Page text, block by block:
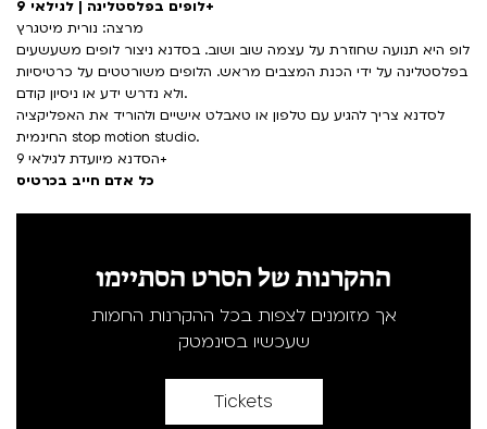
לופים בפלסטלינה | לגילאי 9+
מרצה: נורית מיטגרץ
לופ היא תנועה שחוזרת על עצמה שוב ושוב. בסדנא ניצור לופים משעשעים
בפלסטלינה על ידי הכנת המצבים מראש. הלופים משורטטים על כרטיסיות
ולא נדרש ידע או ניסיון קודם.
לסדנא צריך להגיע עם טלפון או טאבלט אישיים ולהוריד את האפליקציה
החינמית stop motion studio.
הסדנא מיועדת לגילאי 9+
כל אדם חייב בכרטיס
ההקרנות של הסרט הסתיימו
אך מזומנים לצפות בכל ההקרנות החמות
שעכשיו בסינמטק
Tickets